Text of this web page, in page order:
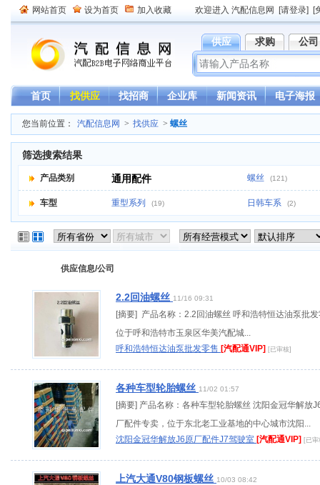
网站首页 设为首页 加入收藏 欢迎进入 汽配信息网 [请登录] [
供应 求购 公司
首页 找供应 找招商 企业库 新闻资讯 电子海报
您当前位置： 汽配信息网 > 找供应 > 螺丝
筛选搜索结果
产品类别 通用配件 螺丝 (121)
车型 重型系列 (19) 日韩车系 (2)
供应信息/公司
2.2回油螺丝 11/16 09:31
[摘要] 产品名称：2.2回油螺丝 呼和浩特恒达油泵批
位于呼和浩特市玉泉区华美汽配城...
呼和浩特恒达油泵批发零售 [汽配通VIP] [已审核]
各种车型轮胎螺丝 11/02 01:57
[摘要] 产品名称：各种车型轮胎螺丝 沈阳金冠华解放
厂配件专卖，位于东北老工业基地的中心城市沈阳...
沈阳金冠华解放J6原厂配件J7驾驶室 [汽配通VIP] [已审
上汽大通V80钢板螺丝 10/03 08:42